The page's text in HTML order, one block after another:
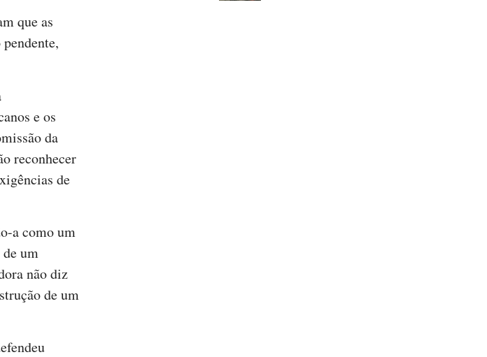
que as
e os
da
reconhecer
de
a como um
um
não diz
de um